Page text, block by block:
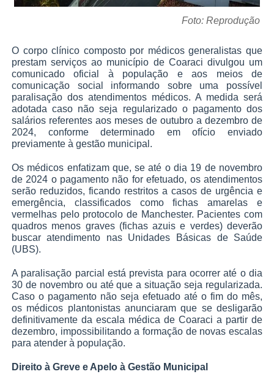
Foto: Reprodução
O corpo clínico composto por médicos generalistas que
prestam serviços ao município de Coaraci divulgou um
comunicado oficial à população e aos meios de
comunicação social informando sobre uma possível
paralisação dos atendimentos médicos. A medida será
adotada caso não seja regularizado o pagamento dos
salários referentes aos meses de outubro a dezembro de
2024, conforme determinado em ofício enviado
previamente à gestão municipal.
Os médicos enfatizam que, se até o dia 19 de novembro
de 2024 o pagamento não for efetuado, os atendimentos
serão reduzidos, ficando restritos a casos de urgência e
emergência, classificados como fichas amarelas e
vermelhas pelo protocolo de Manchester. Pacientes com
quadros menos graves (fichas azuis e verdes) deverão
buscar atendimento nas Unidades Básicas de Saúde
(UBS).
A paralisação parcial está prevista para ocorrer até o dia
30 de novembro ou até que a situação seja regularizada.
Caso o pagamento não seja efetuado até o fim do mês,
os médicos plantonistas anunciaram que se desligarão
definitivamente da escala médica de Coaraci a partir de
dezembro, impossibilitando a formação de novas escalas
para atender à população.
Direito à Greve e Apelo à Gestão Municipal